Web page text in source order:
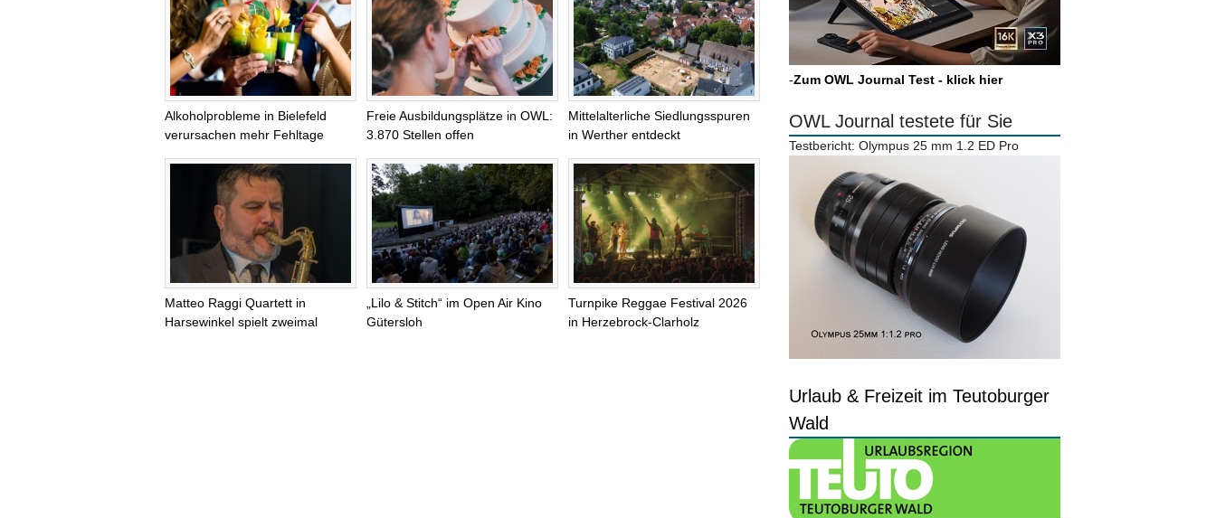
Alkoholprobleme in Bielefeld
verursachen mehr Fehltage
Freie Ausbildungsplätze in OWL:
3.870 Stellen offen
Mittelalterliche Siedlungsspuren
in Werther entdeckt
Matteo Raggi Quartett in
Harsewinkel spielt zweimal
„Lilo & Stitch“ im Open Air Kino
Gütersloh
Turnpike Reggae Festival 2026
in Herzebrock-Clarholz
-Zum OWL Journal Test - klick hier
OWL Journal testete für Sie
Testbericht: Olympus 25 mm 1.2 ED Pro
Urlaub & Freizeit im Teutoburger
Wald